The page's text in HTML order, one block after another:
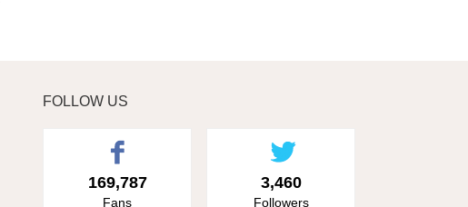
FOLLOW US
169,787
Fans
3,460
Followers